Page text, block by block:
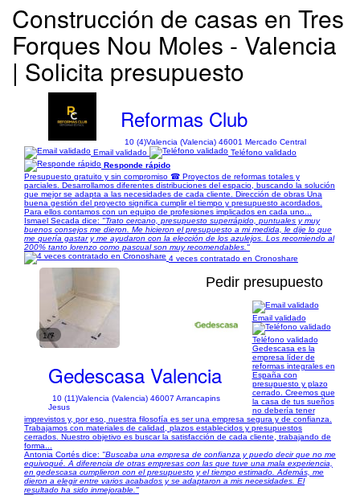
Construcción de casas en Tres
Forques Nou Moles - Valencia
| Solicita presupuesto
Reformas Club
10 (4)Valencia (Valencia) 46001 Mercado Central
Email validado
Teléfono validado
Responde rápido
Presupuesto gratuito y sin compromiso ☎ Proyectos de reformas totales y
parciales. Desarrollamos diferentes distribuciones del espacio, buscando la solución
que mejor se adapta a las necesidades de cada cliente. Dirección de obras Una
buena gestión del proyecto significa cumplir el tiempo y presupuesto acordados.
Para ellos contamos con un equipo de profesiones implicados en cada uno...
Ismael Secada dice: "Trato cercano, presupuesto superrápido, puntuales y muy
buenos consejos me dieron. Me hicieron el presupuesto a mi medida, le dije lo que
me quería gastar y me ayudaron con la elección de los azulejos. Los recomiendo al
200% tanto lorenzo como pascual son muy recomendables."
4 veces contratado en Cronoshare
1/7
Pedir presupuesto
Gedescasa Valencia
10 (11)Valencia (Valencia) 46007 Arrancapins
Jesus
Email validado
Teléfono validado
Gedescasa es la
empresa líder de
reformas integrales en
España con
presupuesto y plazo
cerrado. Creemos que
la casa de tus sueños
no debería tener
imprevistos y, por eso, nuestra filosofía es ser una empresa segura y de confianza.
Trabajamos con materiales de calidad, plazos establecidos y presupuestos
cerrados. Nuestro objetivo es buscar la satisfacción de cada cliente, trabajando de
forma...
Antonia Cortés dice: "Buscaba una empresa de confianza y puedo decir que no me
equivoqué. A diferencia de otras empresas con las que tuve una mala experiencia,
en gedescasa cumplieron con el presupuesto y el tiempo estimado. Además, me
dieron a elegir entre varios acabados y se adaptaron a mis necesidades. El
resultado ha sido inmejorable."